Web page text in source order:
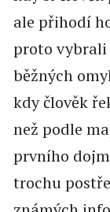
ale přihodí
proto vybrali
běžných
kdy člověk
než podle
prvního
trochu